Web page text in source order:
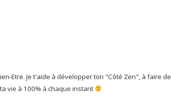
Etre. Je t'aide à développer ton "Côté Zen", à faire de
vie à 100% à chaque instant